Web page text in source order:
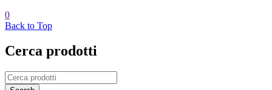
0
Back to Top
Cerca prodotti